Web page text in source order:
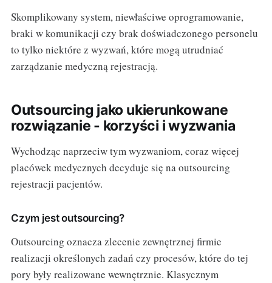
Skomplikowany system, niewłaściwe oprogramowanie,
braki w komunikacji czy brak doświadczonego personelu
to tylko niektóre z wyzwań, które mogą utrudniać
zarządzanie medyczną rejestracją.
Outsourcing jako ukierunkowane
rozwiązanie - korzyści i wyzwania
Wychodząc naprzeciw tym wyzwaniom, coraz więcej
placówek medycznych decyduje się na outsourcing
rejestracji pacjentów.
Czym jest outsourcing?
Outsourcing oznacza zlecenie zewnętrznej firmie
realizacji określonych zadań czy procesów, które do tej
pory były realizowane wewnętrznie. Klasycznym